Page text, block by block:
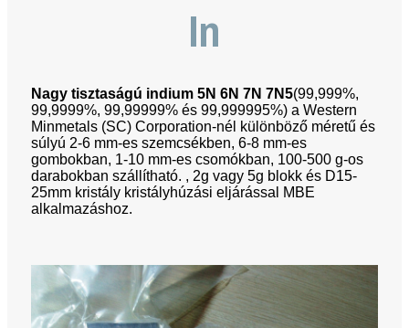
In
Nagy tisztaságú indium 5N 6N 7N 7N5(99,999%,
99,9999%, 99,99999% és 99,999995%) a Western
Minmetals (SC) Corporation-nél különböző méretű és
súlyú 2-6 mm-es szemcsékben, 6-8 mm-es
gombokban, 1-10 mm-es csomókban, 100-500 g-os
darabokban szállítható. , 2g vagy 5g blokk és D15-
25mm kristály kristályhúzási eljárással MBE
alkalmazáshoz.